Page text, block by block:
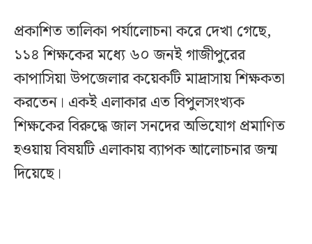
প্রকাশিত তালিকা পর্যালোচনা করে দেখা গেছে,
১১৪ শিক্ষকের মধ্যে ৬০ জনই গাজীপুরের
কাপাসিয়া উপজেলার কয়েকটি মাদ্রাসায় শিক্ষকতা
করতেন। একই এলাকার এত বিপুলসংখ্যক
শিক্ষকের বিরুদ্ধে জাল সনদের অভিযোগ প্রমাণিত
হওয়ায় বিষয়টি এলাকায় ব্যাপক আলোচনার জন্ম
দিয়েছে।